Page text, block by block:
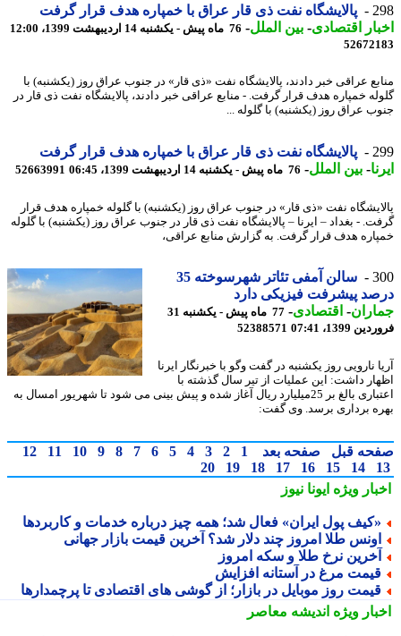
پالایشگاه نفت ذی قار عراق با خمپاره هدف قرار گرفت
اقتصادی-بین الملل-76 ماه پیش - یکشنبه 14 اردیبهشت 1399، 12:00
عراقی خبر دادند، پالایشگاه نفت «ذی قار» در جنوب عراق روز (یکشنبه) با
خمپاره هدف قرار گرفت. - منابع عراقی خبر دادند، پالایشگاه نفت ذی قار در
عراق روز (یکشنبه) با گلوله ...
پالایشگاه نفت ذی قار عراق با خمپاره هدف قرار گرفت
-بین الملل-76 ماه پیش - یکشنبه 14 اردیبهشت 1399، 06:45 52663991
نفت «ذی قار» در جنوب عراق روز (یکشنبه) با گلوله خمپاره هدف قرار
- بغداد – ایرنا – پالایشگاه نفت ذی قار در جنوب عراق روز (یکشنبه) با گلوله
هدف قرار گرفت. به گزارش منابع عراقی،
سالن آمفی تئاتر شهرسوخته 35
پیشرفت فیزیکی دارد
- اقتصادی-
77 ماه پیش - یکشنبه 31
1399، 07:41
52388571
نارویی روز یکشنبه در گفت وگو با خبرنگار ایرنا
داشت: این عملیات از تیر سال گذشته با
اعتباری بالغ بر 25میلیارد ریال آغاز شده و پیش بینی می شود تا شهریور امسال به
برداری برسد. وی گفت:
قبل صفحه بعد 1
2
3
4
5
6
7
8
9
10
11
12
14
15
16
17
18
19
20
ویژهایونا نیوز
پول ایران» فعال شد؛ همه چیز درباره خدمات و کاربردها
طلا امروز چند دلار شد؟ آخرین قیمت بازار جهانی
نرخ طلا و سکه امروز
مرغ در آستانه افزایش
روز موبایل در بازار؛ از گوشی های اقتصادی تا پرچمدارها
ویژهاندیشه معاصر